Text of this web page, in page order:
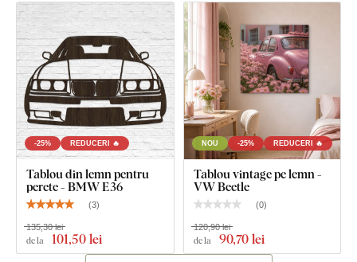
-25% REDUCERI 🔥
Tablou din lemn pentru
perete - BMW E36
(3)
de la 101,50 lei
135,30 lei
NOU -25% REDUCERI 🔥
Tablou vintage pe lemn -
VW Beetle
(0)
de la 90,70 lei
120,90 lei